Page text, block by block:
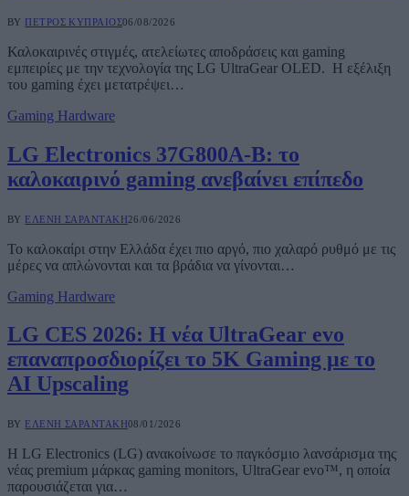
BY ΠΈΤΡΟΣ ΚΥΠΡΑΊΟΣ06/08/2026
Καλοκαιρινές στιγμές, ατελείωτες αποδράσεις και gaming
εμπειρίες με την τεχνολογία της LG UltraGear OLED. Η εξέλιξη
του gaming έχει μετατρέψει…
Gaming Hardware
LG Electronics 37G800A-B: το
καλοκαιρινό gaming ανεβαίνει επίπεδο
BY ΕΛΈΝΗ ΣΑΡΑΝΤΆΚΗ26/06/2026
Το καλοκαίρι στην Ελλάδα έχει πιο αργό, πιο χαλαρό ρυθμό με τις
μέρες να απλώνονται και τα βράδια να γίνονται…
Gaming Hardware
LG CES 2026: Η νέα UltraGear evo
επαναπροσδιορίζει το 5K Gaming με το
AI Upscaling
BY ΕΛΈΝΗ ΣΑΡΑΝΤΆΚΗ 08/01/2026
Η LG Electronics (LG) ανακοίνωσε το παγκόσμιο λανσάρισμα της
νέας premium μάρκας gaming monitors, UltraGear evo™, η οποία
παρουσιάζεται για…